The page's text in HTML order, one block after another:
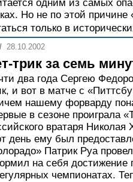
одним из самых
Но не по этой
только в
28.10.2002
трик за семь
два года Сергею
и вот в матче с
нашему форварду
в сезоне проиграла
вратаря Николая
день ему был
Патрик Руа
на себя достижение
чемпионатах.